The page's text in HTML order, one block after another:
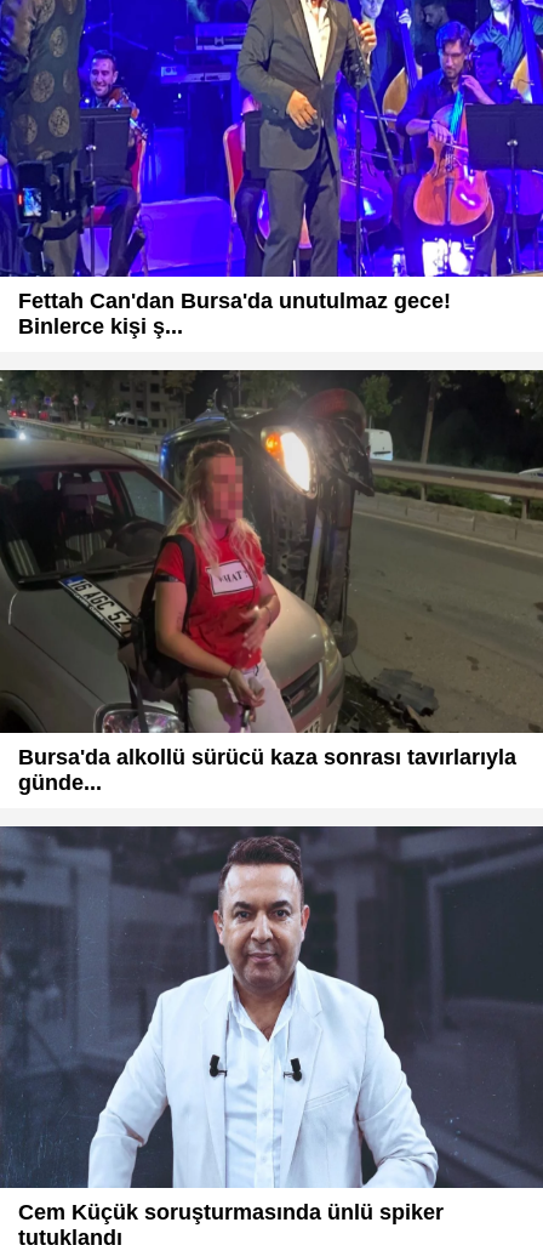
Fettah Can'dan Bursa'da unutulmaz gece!
Binlerce kişi ş...
Bursa'da alkollü sürücü kaza sonrası tavırlarıyla
günde...
Cem Küçük soruşturmasında ünlü spiker
tutuklandı